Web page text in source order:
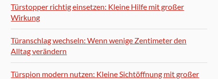
Türstopper richtig einsetzen: Kleine Hilfe mit großer
Wirkung
Türanschlag wechseln: Wenn wenige Zentimeter den
Alltag verändern
Türspion modern nutzen: Kleine Sichtöffnung mit großer